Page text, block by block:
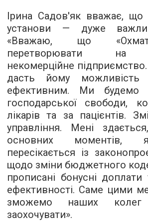
Ірина Садов'як вважає, що
установи — дуже
«Вважаю, що
перетворювати на
некомерційне
дасть йому можливість
ефективним. Ми будемо
господарської свободи,
лікарів та за пацієнтів.
управління. Мені
основних моментів,
пересікається із
щодо зміни бюджетного
прописані бонусні доплати
ефективності. Саме цими
зможемо наших колег
заохочувати».